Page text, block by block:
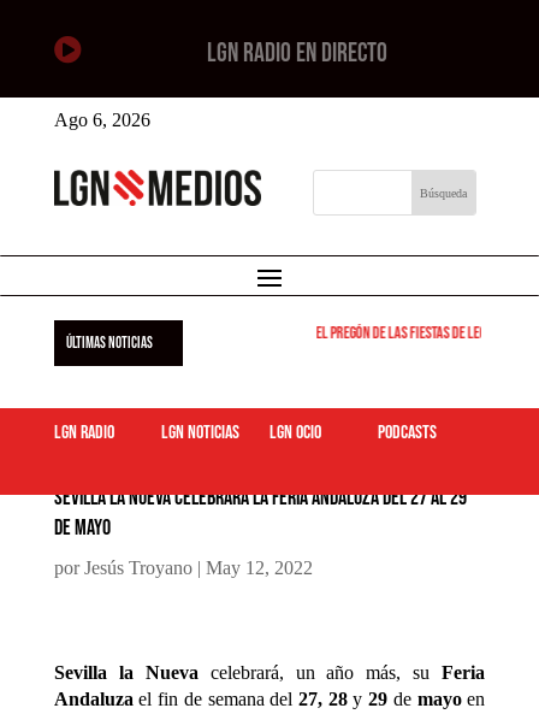
 LGN RADIO EN DIRECTO
Ago 6, 2026
ÚLTIMAS NOTICIAS El pregón de las fiestas de Leganés
LGN Radio LGN Noticias LGN ocio podcasts
Sevilla la Nueva celebrará la Feria Andaluza del 27 al 29
de mayo
porJesús Troyano| May 12, 2022
Sevilla la Nuevacelebrará, un año más, suFeria
Andaluzael fin de semana del 27, 28y29 de mayoen